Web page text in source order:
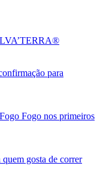
para
Fogo nos primeiros
gosta de correr